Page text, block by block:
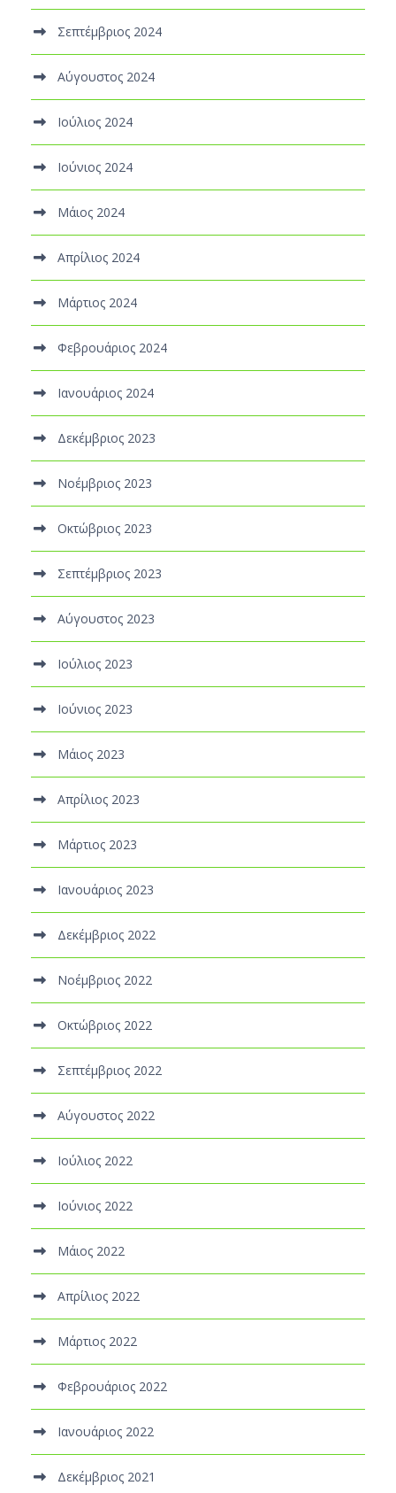
Σεπτέμβριος 2024
Αύγουστος 2024
Ιούλιος 2024
Ιούνιος 2024
Μάιος 2024
Απρίλιος 2024
Μάρτιος 2024
Φεβρουάριος 2024
Ιανουάριος 2024
Δεκέμβριος 2023
Νοέμβριος 2023
Οκτώβριος 2023
Σεπτέμβριος 2023
Αύγουστος 2023
Ιούλιος 2023
Ιούνιος 2023
Μάιος 2023
Απρίλιος 2023
Μάρτιος 2023
Ιανουάριος 2023
Δεκέμβριος 2022
Νοέμβριος 2022
Οκτώβριος 2022
Σεπτέμβριος 2022
Αύγουστος 2022
Ιούλιος 2022
Ιούνιος 2022
Μάιος 2022
Απρίλιος 2022
Μάρτιος 2022
Φεβρουάριος 2022
Ιανουάριος 2022
Δεκέμβριος 2021